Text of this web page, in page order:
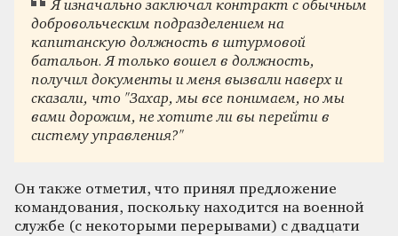
Я изначально заключал контракт с обычным
добровольческим подразделением на
капитанскую должность в штурмовой
батальон. Я только вошел в должность,
получил документы и меня вызвали наверх и
сказали, что "Захар, мы все понимаем, но мы
вами дорожим, не хотите ли вы перейти в
систему управления?"
Он также отметил, что принял предложение
командования, поскольку находится на военной
службе (с некоторыми перерывами) с двадцати